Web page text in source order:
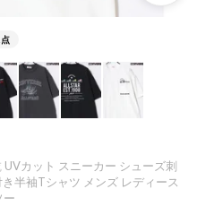
UVカット スニーカー シューズ刺
半袖Tシャツ メンズ レディース
ー